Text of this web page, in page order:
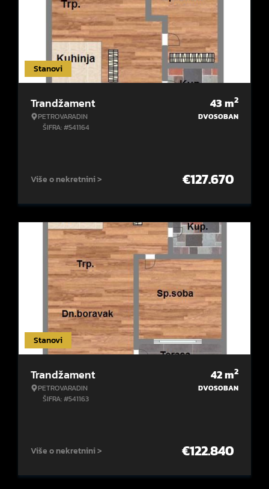
Stanovi
Trandžament
PETROVARADIN
ŠIFRA: #541164
43m2
DVOSOBAN
Više o nekretnini > €127.670
Stanovi
Trandžament
PETROVARADIN
ŠIFRA: #541163
42m2
DVOSOBAN
Više o nekretnini > €122.840